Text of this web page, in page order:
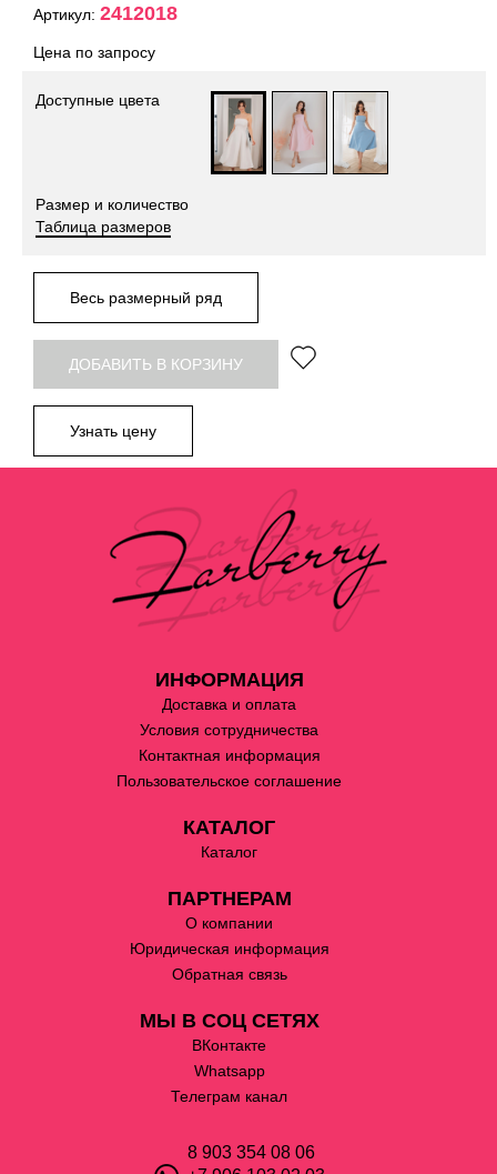
Артикул: 2412018
Цена по запросу
Доступные цвета
Размер и количество
Таблица размеров
Весь размерный ряд
ДОБАВИТЬ В КОРЗИНУ
Узнать цену
ИНФОРМАЦИЯ
Доставка и оплата
Условия сотрудничества
Контактная информация
Пользовательское соглашение
КАТАЛОГ
Каталог
ПАРТНЕРАМ
О компании
Юридическая информация
Обратная связь
МЫ В СОЦ СЕТЯХ
ВКонтакте
Whatsapp
Телеграм канал
8 903 354 08 06